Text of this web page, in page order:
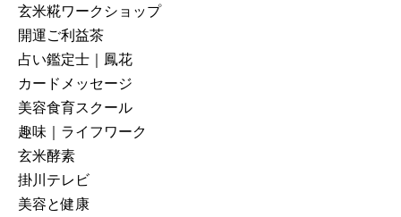
玄米糀ワークショップ
開運ご利益茶
占い鑑定士｜鳳花
カードメッセージ
美容食育スクール
趣味｜ライフワーク
玄米酵素
掛川テレビ
美容と健康